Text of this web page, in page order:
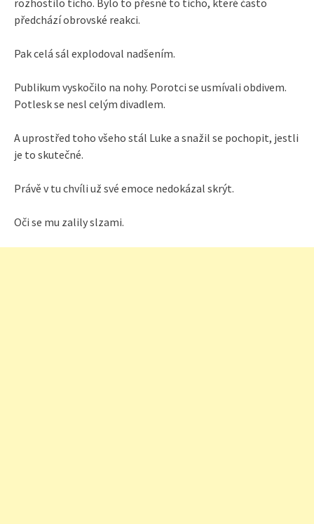
rozhostilo ticho. Bylo to přesně to ticho, které často
předchází obrovské reakci.
Pak celá sál explodoval nadšením.
Publikum vyskočilo na nohy. Porotci se usmívali obdivem.
Potlesk se nesl celým divadlem.
A uprostřed toho všeho stál Luke a snažil se pochopit, jestli
je to skutečné.
Právě v tu chvíli už své emoce nedokázal skrýt.
Oči se mu zalily slzami.